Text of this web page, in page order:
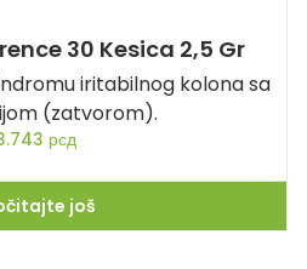
30 Kesica 2,5 Gr
iritabilnog kolona sa
(zatvorom).
рсд
još